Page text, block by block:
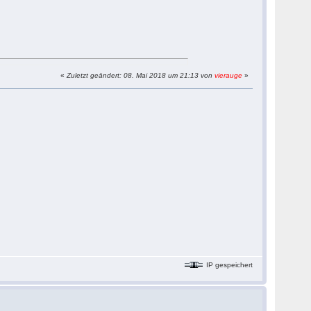
«Zuletzt geändert: 08. Mai 2018 um 21:13 vonvierauge »
IP gespeichert